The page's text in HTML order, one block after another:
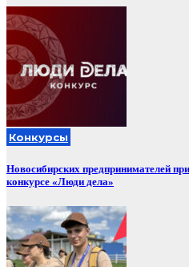
Конкурсы
Новосибирских предпринимателей
конкурсе «Люди дела»